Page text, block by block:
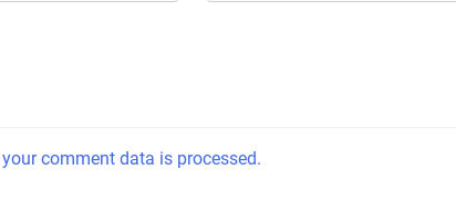
comment data is processed.